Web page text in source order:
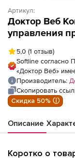
Артикул:
Доктор Веб
управления
5,0 (1 отзыв)
Softline согласно
«Доктор Веб»
Производитель:
Скопировать
Скидка 50% ⓘ
Описание
Коротко о